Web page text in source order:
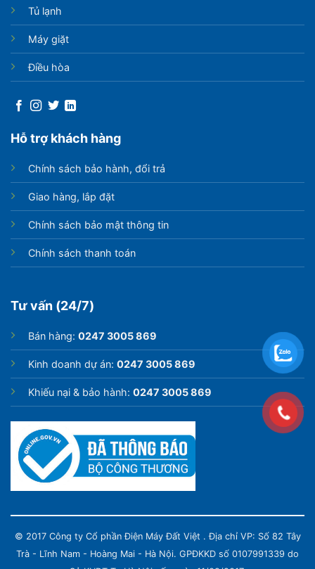
Tủ lạnh
Máy giặt
Điều hòa
Hỗ trợ khách hàng
Chính sách bảo hành, đổi trả
Giao hàng, lắp đặt
Chính sách bảo mật thông tin
Chính sách thanh toán
Tư vấn (24/7)
Bán hàng: 0247 3005 869
Kinh doanh dự án: 0247 3005 869
Khiếu nại & bảo hành: 0247 3005 869
© 2017 Công ty Cổ phần Điện Máy Đất Việt . Địa chỉ VP: Số 82 Tây
Trà - Lĩnh Nam - Hoàng Mai - Hà Nội. GPĐKKD số 0107991339 do